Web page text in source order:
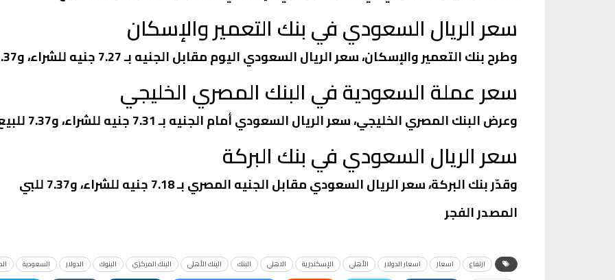
سعر الريال السعودي في بنك التعمير والإسكان
وطرح بنك التعمير والإسكان، سعر الريال السعودي اليوم مقابل الجنيه بـ 7.27 جنيه للشراء، و7.37 للبيع.
سعر عملة السعودية في البنك المصري الخليجي
وعرض البنك المصري الخليجي، سعر الريال السعودي أمام الجنيه بـ 7.31 جنيه للشراء، و7.37 للبيع.
سعر الريال السعودي في بنك البركة
وقدّر بنك البركة، سعر الريال السعودي مقابل الجنيه المصري بـ 7.18 جنيه للشراء، و7.37 للبي
المصدر الفجر
ارتفاع اسعار اسعار الدولار الأهلي الإسكندرية الاهلي البنك البنك الأهلي البنك المركزي البنوك الدولار السعودية